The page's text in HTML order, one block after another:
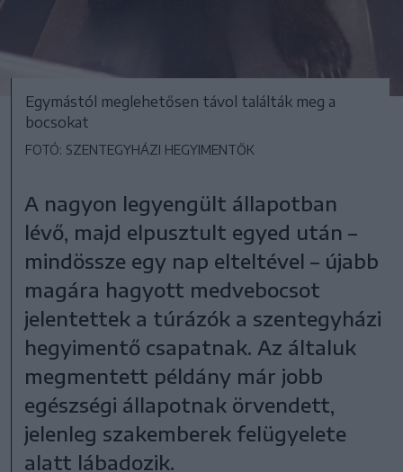
Egymástól meglehetősen távol találták meg a
bocsokat
FOTÓ: SZENTEGYHÁZI HEGYIMENTŐK
A nagyon legyengült állapotban
lévő, majd elpusztult egyed után –
mindössze egy nap elteltével – újabb
magára hagyott medvebocsot
jelentettek a túrázók a szentegyházi
hegyimentő csapatnak. Az általuk
megmentett példány már jobb
egészségi állapotnak örvendett,
jelenleg szakemberek felügyelete
alatt lábadozik.